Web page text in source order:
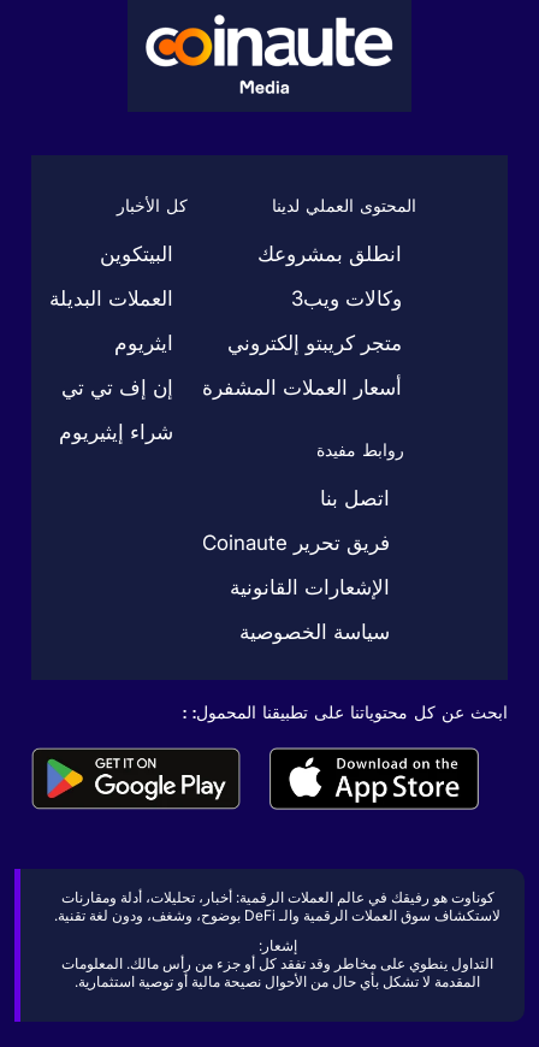
كل الأخبار
البيتكوين
العملات البديلة
ايثريوم
إن إف تي تي
شراء إيثيريوم
المحتوى العملي لدينا
انطلق بمشروعك
وكالات ويب3
متجر كريبتو إلكتروني
أسعار العملات المشفرة
روابط مفيدة
اتصل بنا
فريق تحرير Coinaute
الإشعارات القانونية
سياسة الخصوصية
ابحث عن كل محتوياتنا على تطبيقنا المحمول: :
كوناوت هو رفيقك في عالم العملات الرقمية: أخبار، تحليلات، أدلة ومقارنات
لاستكشاف سوق العملات الرقمية والـ DeFi بوضوح، وشغف، ودون لغة تقنية.
إشعار:
التداول ينطوي على مخاطر وقد تفقد كل أو جزء من رأس مالك. المعلومات
المقدمة لا تشكل بأي حال من الأحوال نصيحة مالية أو توصية استثمارية.